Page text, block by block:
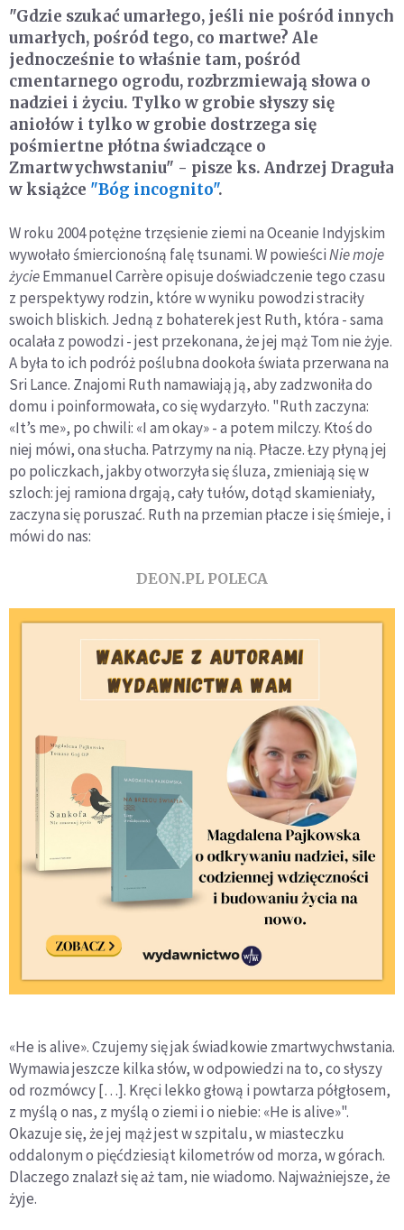
"Gdzie szukać umarłego, jeśli nie pośród innych
umarłych, pośród tego, co martwe? Ale
jednocześnie to właśnie tam, pośród
cmentarnego ogrodu, rozbrzmiewają słowa o
nadziei i życiu. Tylko w grobie słyszy się
aniołów i tylko w grobie dostrzega się
pośmiertne płótna świadczące o
Zmartwychwstaniu" - pisze ks. Andrzej Draguła
w książce "Bóg incognito".
W roku 2004 potężne trzęsienie ziemi na Oceanie Indyjskim
wywołało śmiercionośną falę tsunami. W powieściNie moje
życieEmmanuel Carrère opisuje doświadczenie tego czasu
z perspektywy rodzin, które w wyniku powodzi straciły
swoich bliskich. Jedną z bohaterek jest Ruth, która - sama
ocalała z powodzi - jest przekonana, że jej mąż Tom nie żyje.
A była to ich podróż poślubna dookoła świata przerwana na
Sri Lance. Znajomi Ruth namawiają ją, aby zadzwoniła do
domu i poinformowała, co się wydarzyło. "Ruth zaczyna:
«It’s me», po chwili: «I am okay» - a potem milczy. Ktoś do
niej mówi, ona słucha. Patrzymy na nią. Płacze. Łzy płyną jej
po policzkach, jakby otworzyła się śluza, zmieniają się w
szloch: jej ramiona drgają, cały tułów, dotąd skamieniały,
zaczyna się poruszać. Ruth na przemian płacze i się śmieje, i
mówi do nas:
DEON.PL POLECA
«He is alive». Czujemy się jak świadkowie zmartwychwstania.
Wymawia jeszcze kilka słów, w odpowiedzi na to, co słyszy
od rozmówcy […]. Kręci lekko głową i powtarza półgłosem,
z myślą o nas, z myślą o ziemi i o niebie: «He is alive»".
Okazuje się, że jej mąż jest w szpitalu, w miasteczku
oddalonym o pięćdziesiąt kilometrów od morza, w górach.
Dlaczego znalazł się aż tam, nie wiadomo. Najważniejsze, że
żyje.